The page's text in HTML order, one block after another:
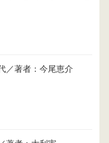
／著者：今尾恵介